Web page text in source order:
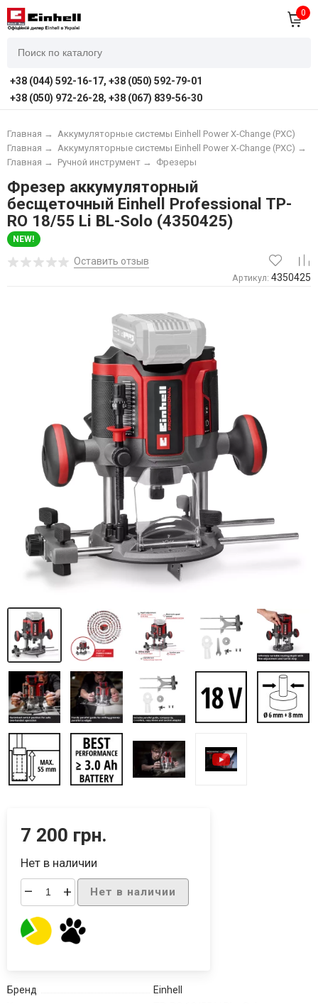
0
+38 (044) 592-16-17, +38 (050) 592-79-01
+38 (050) 972-26-28, +38 (067) 839-56-30
Главная →
Аккумуляторные системы Einhell Power X-Change (PXC)
Аккумуляторные системы Einhell Power X-Change (PXC) →
Главная →
Фрезеры
Ручной инструмент →
Главная →
Фрезер аккумуляторный
бесщеточный Einhell Professional TP-
RO 18/55 Li BL-Solo (4350425)
NEW!
Оставить отзыв
Артикул: 4350425
7 200 грн.
Нет в наличии
– + Нет в наличии
Бренд
Einhell